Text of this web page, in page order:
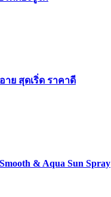
ย สุดเริ่ด ราคาดี
& Aqua Sun Spray